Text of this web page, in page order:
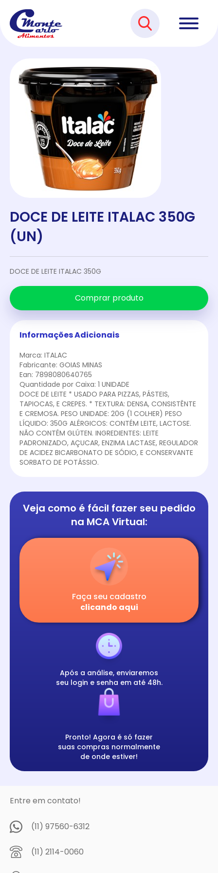
DOCE DE LEITE ITALAC 350G
(UN)
DOCE DE LEITE ITALAC 350G
Comprar produto
Informações Adicionais
Marca: ITALAC
Fabricante: GOIAS MINAS
Ean: 7898080640765
Quantidade por Caixa: 1 UNIDADE
DOCE DE LEITE * USADO PARA PIZZAS, PÁSTEIS,
TAPIOCAS, E CREPES. * TEXTURA: DENSA, CONSISTÊNTE
E CREMOSA. PESO UNIDADE: 20G (1 COLHER) PESO
LÍQUIDO: 350G ALÉRGICOS: CONTÉM LEITE, LACTOSE.
NÃO CONTÉM GLÚTEN. INGREDIENTES: LEITE
PADRONIZADO, AÇUCAR, ENZIMA LACTASE, REGULADOR
DE ACIDEZ BICARBONATO DE SÓDIO, E CONSERVANTE
SORBATO DE POTÁSSIO.
Veja como é fácil fazer seu pedido
na MCA Virtual:
Faça seu cadastro
clicando aqui
Após a análise, enviaremos
seu login e senha em até 48h.
Pronto! Agora é só fazer
suas compras normalmente
de onde estiver!
Entre em contato!
(11) 97560-6312
(11) 2114-0060